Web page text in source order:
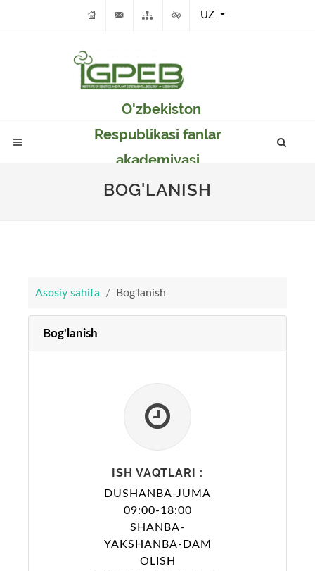
UZ
O'zbekiston
Respublikasi fanlar
akademiyasi
Genetika va o'simlikar
BOG'LANISH
Asosiy sahifa Bog'lanish
Bog'lanish
ISH VAQTLARI :
DUSHANBA-JUMA
09:00-18:00
SHANBA-
YAKSHANBA-DAM
OLISH